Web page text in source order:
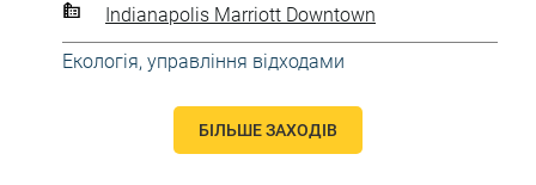
Indianapolis Marriott Downtown
Екологія, управління відходами
БІЛЬШЕ ЗАХОДІВ